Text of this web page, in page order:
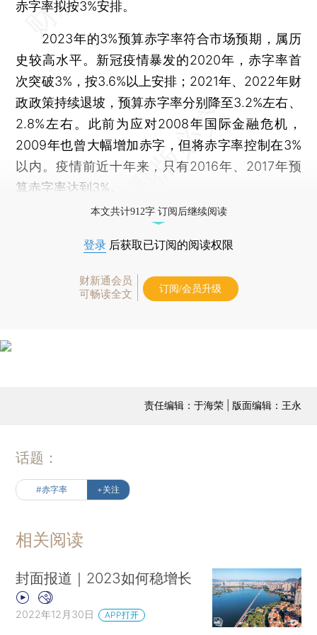
赤字率拟按3%安排。
2023年的3%预算赤字率符合市场预期，属历
史较高水平。新冠疫情暴发的2020年，赤字率首
次突破3%，按3.6%以上安排；2021年、2022年财
政政策持续退坡，预算赤字率分别降至3.2%左右、
2.8%左右。此前为应对2008年国际金融危机，
2009年也曾大幅增加赤字，但将赤字率控制在3%
以内。疫情前近十年来，只有2016年、2017年预
算赤字率达到3%。
本文共计912字 订阅后继续阅读
登录 后获取已订阅的阅读权限
财新通会员
可畅读全文
订阅/会员升级
责任编辑：于海荣 | 版面编辑：王永
话题：
#赤字率 +关注
相关阅读
封面报道｜2023如何稳增长
2022年12月30日 APP打开